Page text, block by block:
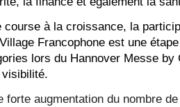
course à la croissance, la
Francophone est une
lors du Hannover Messe
forte augmentation du nombre